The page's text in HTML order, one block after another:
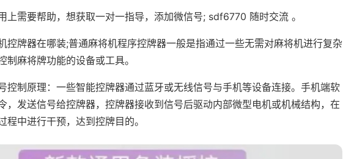
上需要帮助，想获取一对一指导，添加微信号; sdf6770 随时交流 。
控牌器在哪装;普通麻将机程序控牌器一般是指通过一些无需对麻将机进行复杂
制麻将牌功能的设备或工具。
控制原理：一些智能控牌器通过蓝牙或无线信号与手机等设备连接。手机端软
，发送信号给控牌器，控牌器接收到信号后驱动内部微型电机或机械结构，在
程中进行干预，达到控牌目的。